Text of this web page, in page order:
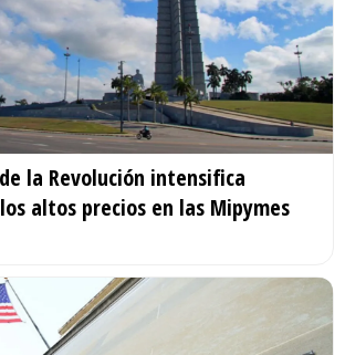
la Revolución intensifica
altos precios en las Mipymes